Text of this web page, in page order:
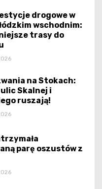
drogowe w
wschodnim:
trasy do
na Stokach:
Skalnej i
ruszają!
parę oszustów z